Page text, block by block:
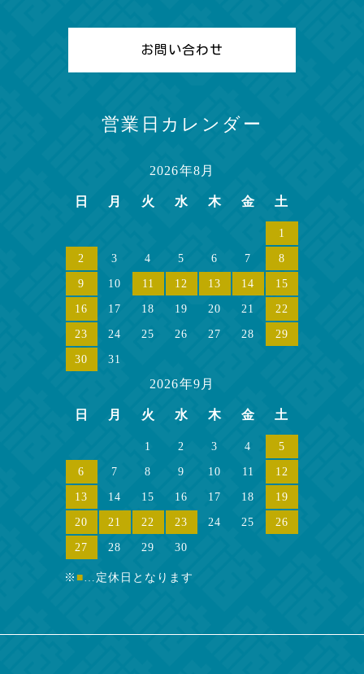
お問い合わせ
営業日カレンダー
2026年8月
日 月 火 水 木 金 土
1
2 3 4 5 6 7 8
9 10 11 12 13 14 15
16 17 18 19 20 21 22
23 24 25 26 27 28 29
30 31
2026年9月
日 月 火 水 木 金 土
1 2 3 4 5
6 7 8 9 10 11 12
13 14 15 16 17 18 19
20 21 22 23 24 25 26
27 28 29 30
※■ …定休日となります